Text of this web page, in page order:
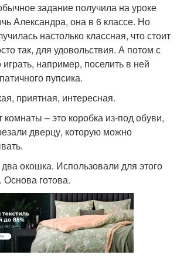
задание получила на уроке
Александра, она в 6 классе. Но
настолько классная, что стоит
так, для удовольствия. А потом с
например, поселить в ней
пупсика.
приятная, интересная.
– это коробка из-под обуви,
дверцу, которую можно
окошка. Использовали для этого
Основа готова.